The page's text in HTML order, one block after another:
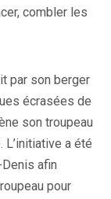
combler les
par son berger
écrasées de
son troupeau
L’initiative a été
afin
pour